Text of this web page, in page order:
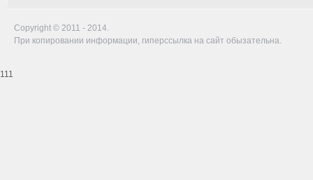
Copyright © 2011 - 2014.
При копировании информации, гиперссылка на сайт обызательна.
111